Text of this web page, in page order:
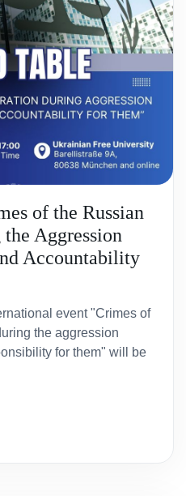
of the Russian
Aggression
Accountability
event "Crimes of
the aggression
for them" will be